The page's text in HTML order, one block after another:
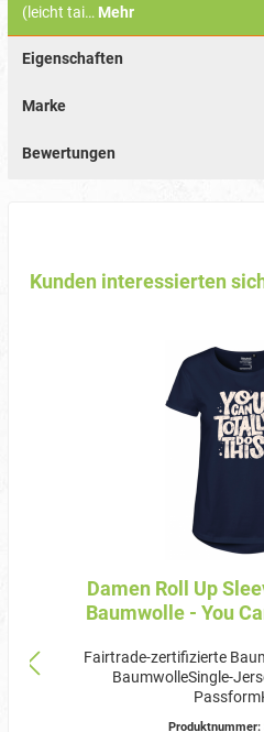
(leicht tai… Mehr
Eigenschaften
Marke
Bewertungen
Kunden interessierten
Damen Roll Up
Baumwolle - You
Fairtrade-zertifizierte
BaumwolleSingle-
Produktnummer: